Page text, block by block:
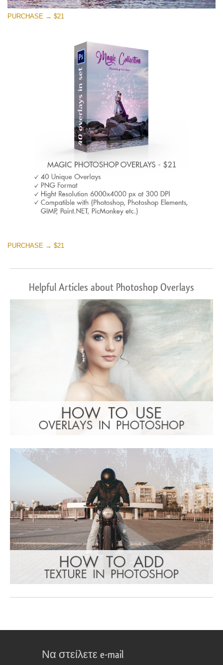
PURCHASE → $21
PURCHASE → $21
Helpful Articles about Photoshop Overlays
Να στείλετε e-mail